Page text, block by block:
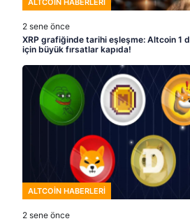
ALTCOIN HABERLERI
2 sene önce
XRP grafiğinde tarihi eşleşme: Altcoin 1
için büyük fırsatlar kapıda!
ALTCOIN HABERLERI
2 sene önce